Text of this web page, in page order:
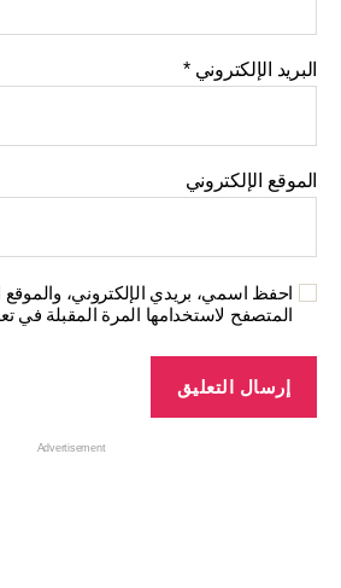
البريد الإلكتروني*
الموقع الإلكتروني
احفظ اسمي، بريدي الإلكتروني، والموقع
المتصفح لاستخدامها المرة المقبلة في
Advertisement